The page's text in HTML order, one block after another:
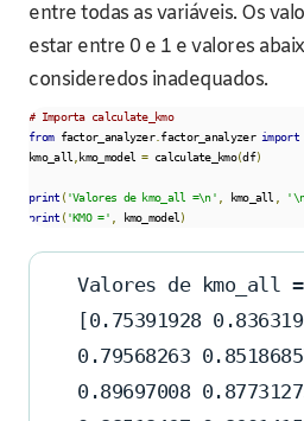
entre todas as variáveis. Os
estar entre 0 e 1 e valores
consideredos inadequados.
# Importa calculate_kmo
from factor_analyzer.factor_analyzer import
kmo_all, kmo_model = calculate_kmo(df)
print ('Valores de kmo_all =\n' , kmo_all ,
print ('KMO =' , kmo_model)
Valores de kmo_all =
[0.75391928
0.79568263
0.89697008